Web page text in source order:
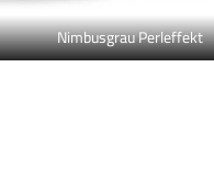
Nimbusgrau Perleffekt